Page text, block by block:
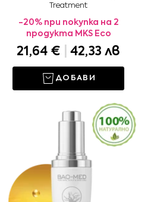
Treatment
-20% при покупка на 2
продукта MKS Eco
21,64 € 42,33 лв
ДОБАВИ